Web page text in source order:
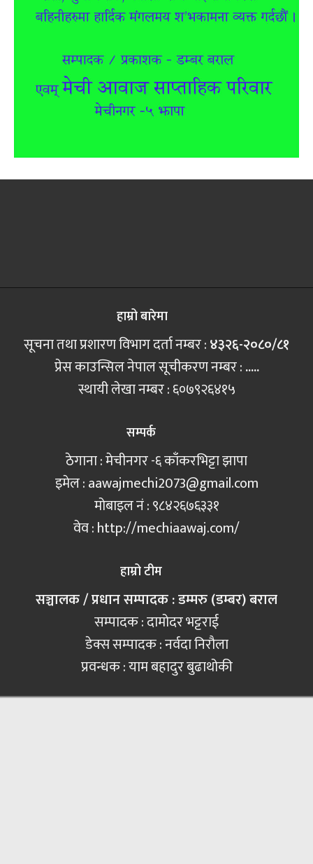
हाम्रो बारेमा
सूचना तथा प्रशारण विभाग दर्ता नम्बर :४३२६-२०८०/८१
प्रेस काउन्सिल नेपाल सूचीकरण नम्बर :.....
स्थायी लेखा नम्बर : ६०७९२६४१५
सम्पर्क
ठेगाना : मेचीनगर -६ काँकरभिट्टा झापा
इमेल :aawajmechi2073@gmail.com
मोबाइल नं‍ : ९८४२६७६३३१
वेव : http://mechiaawaj.com/
हाम्रो टीम
सञ्चालक / प्रधान सम्पादक : डम्मरु (डम्बर) बराल
सम्पादक : दामोदर भट्टराई
डेक्स सम्पादक : नर्वदा निरौला
प्रवन्धक : याम बहादुर बुढाथोकी